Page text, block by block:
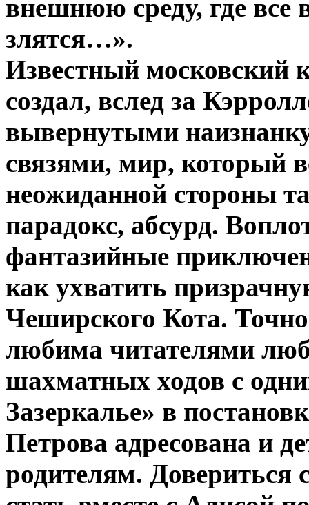
внешнюю среду, где все
злятся…».
Известный московский
создал, вслед за
вывернутыми
связями, мир, который
неожиданной стороны
парадокс, абсурд.
фантазийные
как ухватить
Чеширского Кота.
любима читателями
шахматных ходов с
Зазеркалье» в
Петрова адресована и
родителям. Довериться